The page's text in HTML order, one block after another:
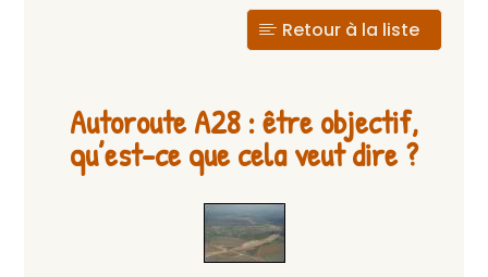
Retour à la liste
Autoroute A28 : être objectif,
qu’est-ce que cela veut dire ?